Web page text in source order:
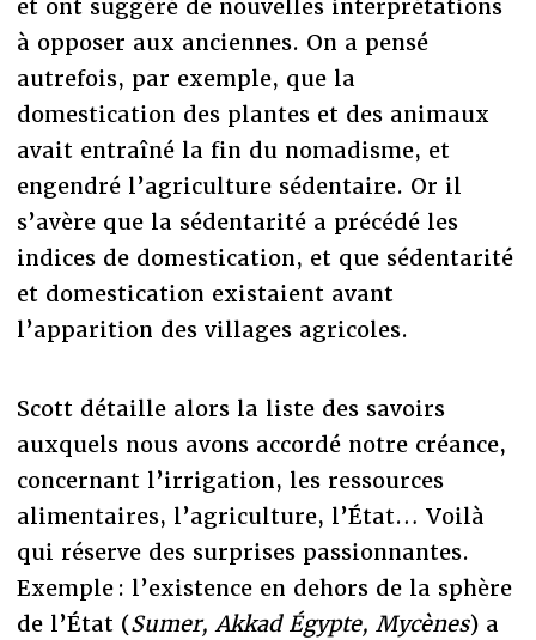
et ont suggéré de nouvelles interprétations
à opposer aux anciennes. On a pensé
autrefois, par exemple, que la
domestication des plantes et des animaux
avait entraîné la fin du nomadisme, et
engendré l’agriculture sédentaire. Or il
s’avère que la sédentarité a précédé les
indices de domestication, et que sédentarité
et domestication existaient avant
l’apparition des villages agricoles.
Scott détaille alors la liste des savoirs
auxquels nous avons accordé notre créance,
concernant l’irrigation, les ressources
alimentaires, l’agriculture, l’État… Voilà
qui réserve des surprises passionnantes.
Exemple : l’existence en dehors de la sphère
de l’État (Sumer, Akkad Égypte, Mycènes) a